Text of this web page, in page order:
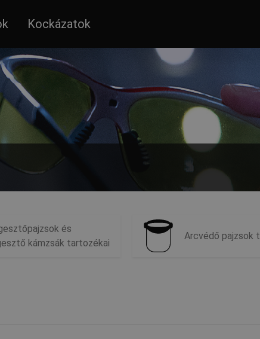
Kockázatok
a szemvédelmi kiegészítő termékek széles kínálatából.
és
kámzsák tartozékai
Arcvédő pajzsok